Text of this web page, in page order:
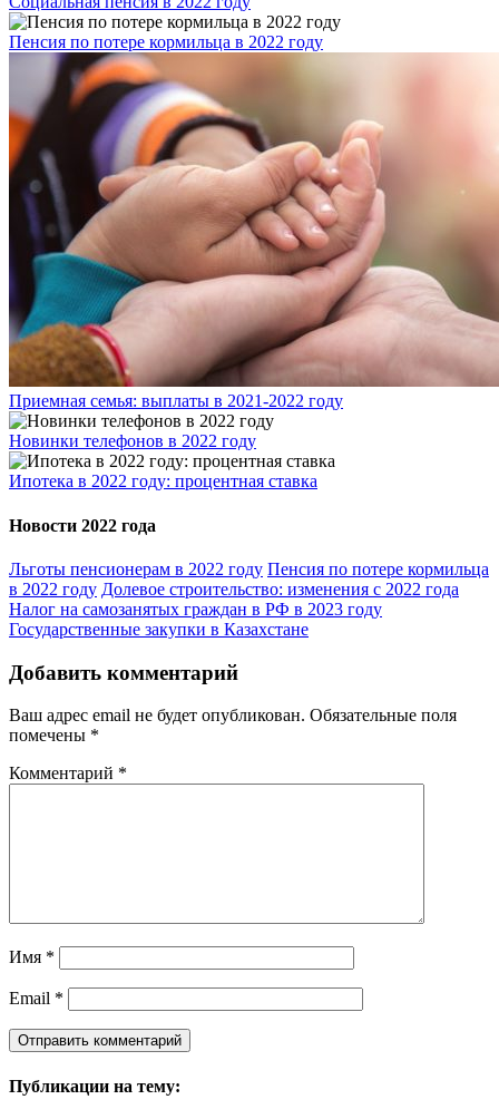
Пенсия по потере кормильца в 2022 году
Приемная семья: выплаты в 2021-2022 году
Новинки телефонов в 2022 году
Ипотека в 2022 году: процентная ставка
Новости 2022 года
Льготы пенсионерам в 2022 году Пенсия по потере кормильца
в 2022 году Долевое строительство: изменения с 2022 года
Налог на самозанятых граждан в РФ в 2023 году
Государственные закупки в Казахстане
Добавить комментарий
Ваш адрес email не будет опубликован. Обязательные поля
помечены *
Комментарий *
Имя *
Email *
Публикации на тему: